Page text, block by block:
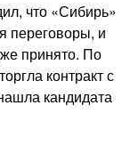
что «Сибирь»
переговоры, и
принято. По
контракт с
кандидата